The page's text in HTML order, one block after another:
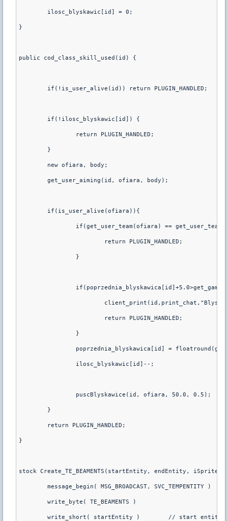
	ilosc_blyskawic[id] = 0;
}
public cod_class_skill_used(id) {
	if(!is_user_alive(id)) return PLUGIN_HANDLED;
	if(!ilosc_blyskawic[id]) {
		return PLUGIN_HANDLED;
	}
	new ofiara, body;
	get_user_aiming(id, ofiara, body);
	if(is_user_alive(ofiara)){
if(get_user_team(ofiara) ==
			return PLUGIN_HANDLED;
		}
			return PLUGIN_HANDLED;
		}
poprzednia_blyskawica[id] =
		ilosc_blyskawic[id]--;
		puscBlyskawice(id, ofiara, 50.0, 0.5);
	}
	return PLUGIN_HANDLED;
}
stock Create_TE_BEAMENTS(startEntity, endEntity,
	message_begin( MSG_BROADCAST, SVC_TEMPENTITY )
	write_byte( TE_BEAMENTS )
	write_short( startEntity )        // start entity